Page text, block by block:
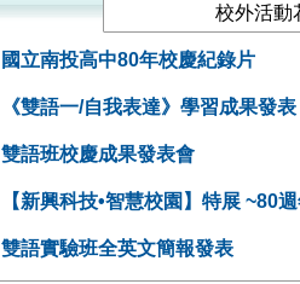
校外活動
國立南投高中80年校慶紀錄片
《雙語一/自我表達》學習成果發
雙語班校慶成果發表會
【新興科技•智慧校園】特展 ~80
雙語實驗班全英文簡報發表